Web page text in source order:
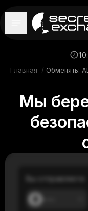
----
Новости
Репутация
Поддержка
Главная / Обменять:
Мы
Вы отправляете